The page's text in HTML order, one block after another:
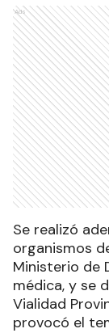
Ads
Se realizó
organismos
Ministerio de
médica, y se
Vialidad
provocó el